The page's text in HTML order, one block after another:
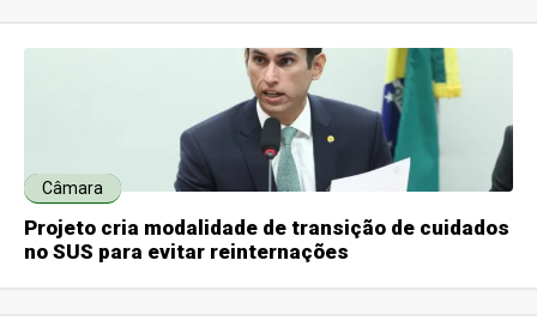
Câmara
Projeto cria modalidade de transição de cuidados
no SUS para evitar reinternações